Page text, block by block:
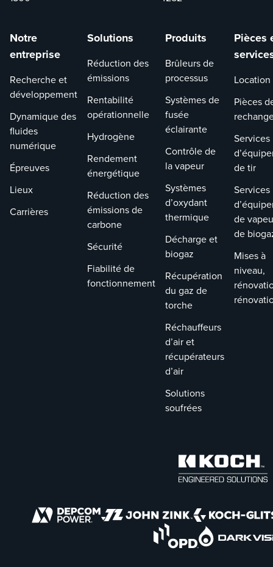
Notre
entreprise
Recherche et
développement
Dynamique des
fluides
numérique
Épreuves
Lieux
Carrières
Solutions
Réduction des
émissions
Rentabilité
opérationnelle
Hydrogène
Rendement
énergétique
Réduction des
émissions de
carbone
Sécurité
Fiabilité de
fonctionnement
Produits
Brûleurs de
processus
Systèmes de
fusée
éclairante
Contrôle de
la vapeur
Systèmes
d’oxydant
thermique
Décharge et
biogaz
Récupération
du gaz de
torche
Réchauffeurs
d’air et
récupérateurs
d’air
Solutions
soufrées
Pièces
Location
Pièces
Services
de tir
Services
de
de
Mises à
niveau,